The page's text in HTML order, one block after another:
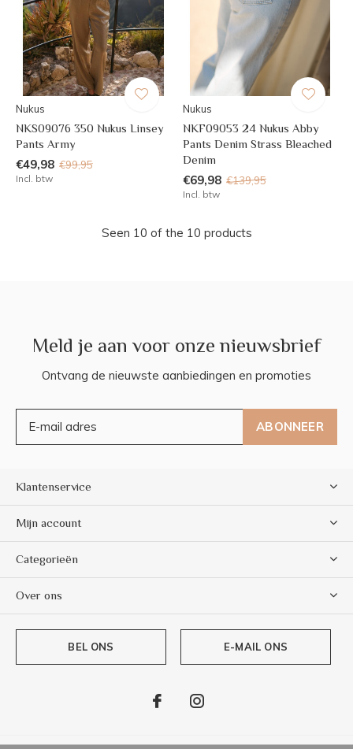
Nukus
NKS09076 350 Nukus Linsey
Pants Army
€49,98 €99,95
Incl. btw
Nukus
NKF09053 24 Nukus Abby
Pants Denim Strass Bleached
Denim
€69,98 €139,95
Incl. btw
Seen 10 of the 10 products
Meld je aan voor onze nieuwsbrief
Ontvang de nieuwste aanbiedingen en promoties
ABONNEER
Klantenservice
Mijn account
Categorieën
Over ons
BEL ONS E-MAIL ONS